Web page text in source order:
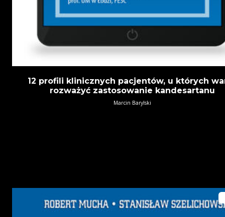
12 profili klinicznych pacjentów, u których
rozważyć zastosowanie kandesartanu
Marcin Barylski